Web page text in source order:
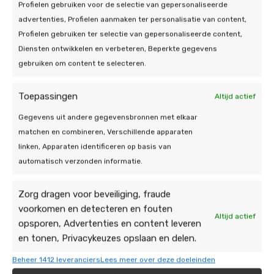
Profielen gebruiken voor de selectie van gepersonaliseerde
advertenties, Profielen aanmaken ter personalisatie van content,
Profielen gebruiken ter selectie van gepersonaliseerde content,
Diensten ontwikkelen en verbeteren, Beperkte gegevens
gebruiken om content te selecteren.
Toepassingen Altijd actief
Gegevens uit andere gegevensbronnen met elkaar
matchen en combineren, Verschillende apparaten
linken, Apparaten identificeren op basis van
automatisch verzonden informatie.
Zorg dragen voor beveiliging, fraude
voorkomen en detecteren en fouten
opsporen, Advertenties en content leveren
en tonen, Privacykeuzes opslaan en delen.
Altijd actief
Beheer 1412 leveranciersLees meer over deze doeleinden
zonnepanelen tot een succes te maken. Wij streven
naar kwaliteit en service, zodat u zorgeloos kunt
genieten van uw nieuwe zonnepanelen.
Bent u op zoek naar een betrouwbare zonnepanelen
bij De Duurzame Jongens hebben we de ervaring en
zonnepanelen tot een succes te maken. Wij streven
naar kwaliteit en service, zodat u zorgeloos kunt
genieten van uw nieuwe zonnepanelen.
Onze energie-